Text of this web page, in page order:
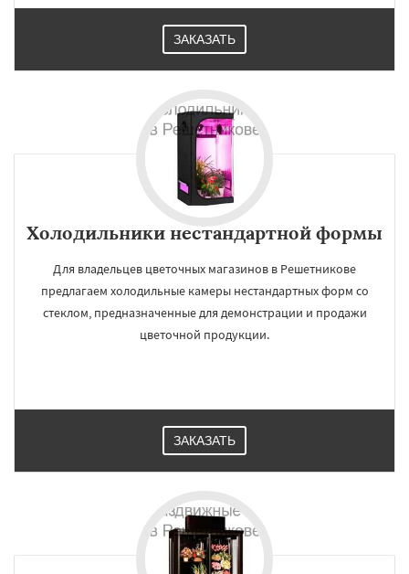
ЗАКАЗАТЬ
Холодильники нестандартной формы
Для владельцев цветочных магазинов в Решетникове
предлагаем холодильные камеры нестандартных форм со
стеклом, предназначенные для демонстрации и продажи
цветочной продукции.
ЗАКАЗАТЬ